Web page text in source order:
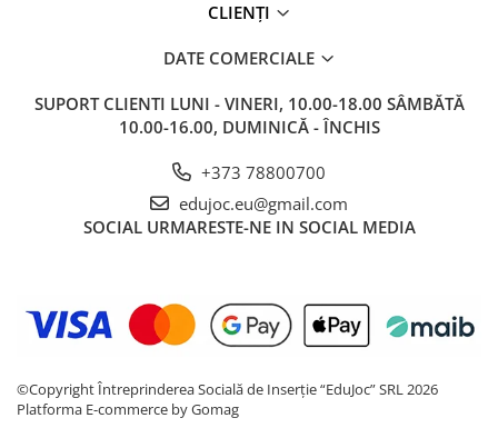
CLIENȚI
DATE COMERCIALE
SUPORT CLIENTI LUNI - VINERI, 10.00-18.00 SÂMBĂTĂ
10.00-16.00, DUMINICĂ - ÎNCHIS
+373 78800700
edujoc.eu@gmail.com
SOCIAL URMARESTE-NE IN SOCIAL MEDIA
©Copyright Întreprinderea Socială de Inserție “EduJoc” SRL 2026
Platforma E-commerce by Gomag